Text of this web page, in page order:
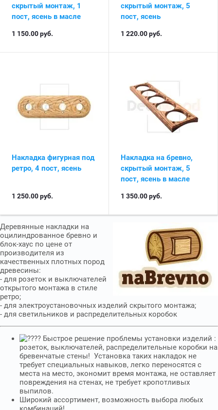
скрытый монтаж, 1
пост, ясень в масле
1 150.00руб.
скрытый монтаж, 5
пост, ясень
1 220.00руб.
Накладка фигурная под
ретро, 4 пост, ясень
1 250.00руб.
Накладка на бревно,
скрытый монтаж, 5
пост, ясень в масле
1 350.00руб.
Деревянные накладки на
оцилиндрованное бревно и
блок-хаус по цене от
производителя из
качественных плотных пород
древесины:
- для розеток и выключателей
открытого монтажа в стиле
ретро;
- для электроустановочных изделий скрытого монтажа;
- для светильников и распределительных коробок
Быстрое решение проблемы установки изделий :
розеток, выключателей, распределительные коробки на
бревенчатые стены! Установка таких накладок не
требует специальных навыков, легко переносятся с
места на место, экономит время монтажа, не оставляет
повреждения на стенах, не требует кропотливых
выпилов.
Широкий ассортимент, возможность выбора любых